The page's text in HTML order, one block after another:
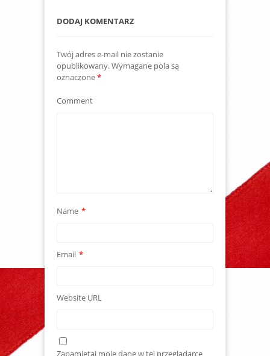
DODAJ KOMENTARZ
Twój adres e-mail nie zostanie
opublikowany.Wymagane pola są
oznaczone*
Comment
Name *
Email *
Website URL
Zapamiętaj moje dane w tej przeglądarce